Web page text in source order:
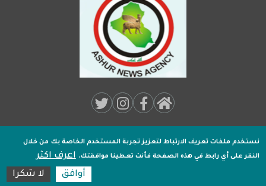
16:55:02
Media:
Footer
جميـع الحقوق محفوظة لـوكالة اشور الاخبارية2020 .
نستخدم ملفات تعريف الارتباط لتعزيز تجربة المستخدم الخاصة بك من خلال
النقر على أي رابط في هذه الصفحة فأنت تعطينا موافقتك. اعرف اكثر
أوافق
لا شكرا